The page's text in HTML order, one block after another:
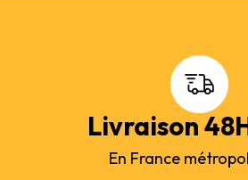
Livraison
En France